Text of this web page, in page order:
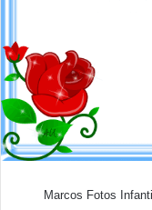
Marcos Fotos